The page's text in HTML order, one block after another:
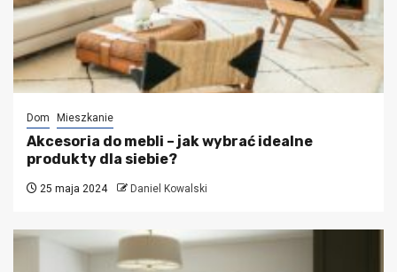
Dom Mieszkanie
Akcesoria do mebli – jak wybrać idealne
produkty dla siebie?
25 maja 2024 Daniel Kowalski